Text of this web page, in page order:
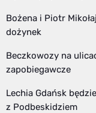
Bożena i Piotr
dożynek
Beczkowozy na
zapobiegawcze
Lechia Gdańsk
z Podbeskidziem